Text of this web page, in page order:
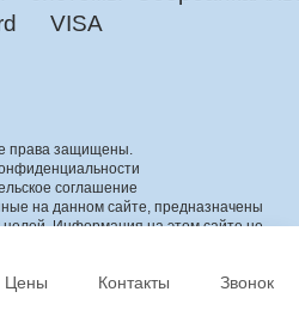
права защищены.
соглашение
на данном сайте, предназначены
Информация на этом сайте не
лечения, предотвращения или
или состояний. Информация на этом
медицинской помощи.
Цены Контакты Звонок